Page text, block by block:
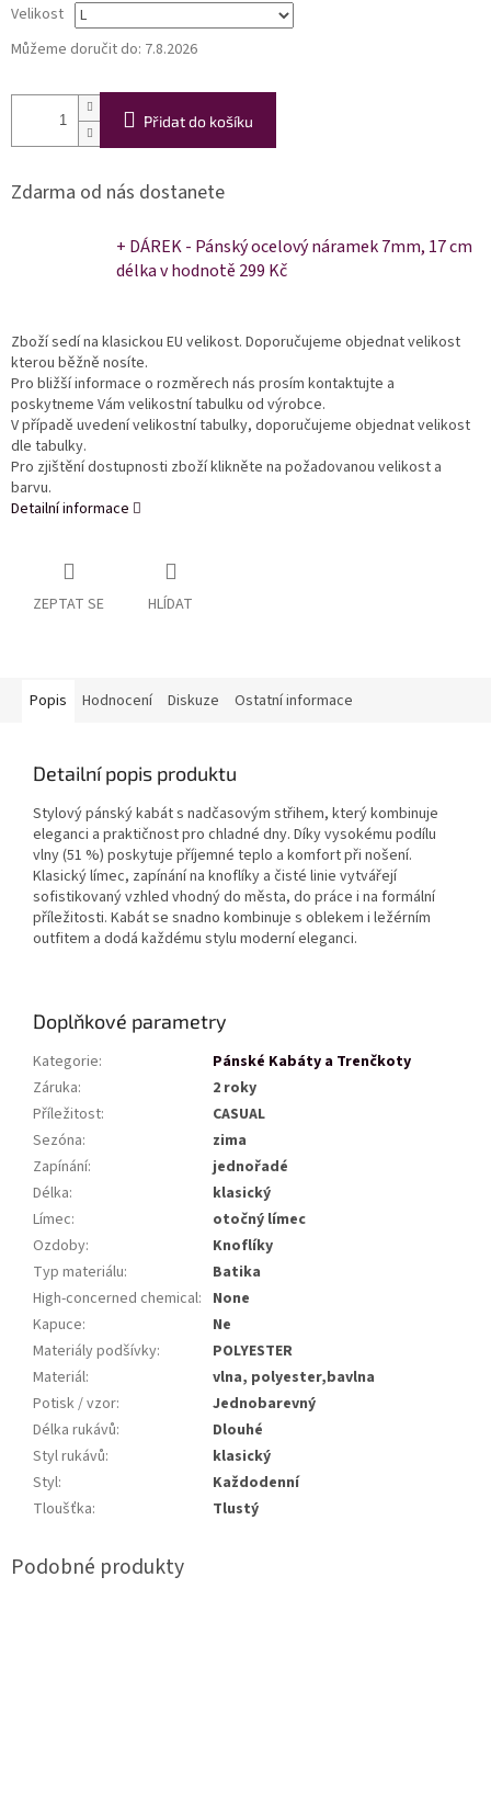
Velikost
Můžeme doručit do: 7.8.2026
Přidat do košíku
Zdarma od nás dostanete
+ DÁREK - Pánský ocelový náramek 7mm, 17 cm
délkav hodnotě 299 Kč
Zboží sedí na klasickou EU velikost. Doporučujeme objednat velikost
kterou běžně nosíte.
Pro bližší informace o rozměrech nás prosím kontaktujte a
poskytneme Vám velikostní tabulku od výrobce.
V případě uvedení velikostní tabulky, doporučujeme objednat velikost
dle tabulky.
Pro zjištění dostupnosti zboží klikněte na požadovanou velikost a
barvu.
Detailní informace
ZEPTAT SE HLÍDAT
Popis Hodnocení Diskuze Ostatní informace
Detailní popis produktu
Stylový pánský kabát s nadčasovým střihem, který kombinuje
eleganci a praktičnost pro chladné dny. Díky vysokému podílu
vlny (51 %) poskytuje příjemné teplo a komfort při nošení.
Klasický límec, zapínání na knoflíky a čisté linie vytvářejí
sofistikovaný vzhled vhodný do města, do práce i na formální
příležitosti. Kabát se snadno kombinuje s oblekem i ležérním
outfitem a dodá každému stylu moderní eleganci.
Doplňkové parametry
Kategorie:
Pánské Kabáty a Trenčkoty
Záruka:
2 roky
Příležitost:
CASUAL
Sezóna:
zima
Zapínání:
jednořadé
Délka:
klasický
Límec:
otočný límec
Ozdoby:
Knoflíky
Typ materiálu:
Batika
High-concerned chemical: None
Kapuce:
Ne
Materiály podšívky:
POLYESTER
Materiál:
vlna, polyester,bavlna
Potisk / vzor:
Jednobarevný
Délka rukávů:
Dlouhé
Styl rukávů:
klasický
Styl:
Každodenní
Tloušťka: Tlustý